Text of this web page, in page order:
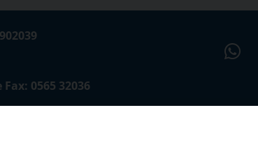
0565 32036